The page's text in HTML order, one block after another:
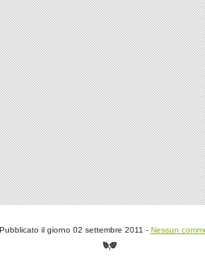
Pubblicato il giorno 02 settembre 2011 - Nessun